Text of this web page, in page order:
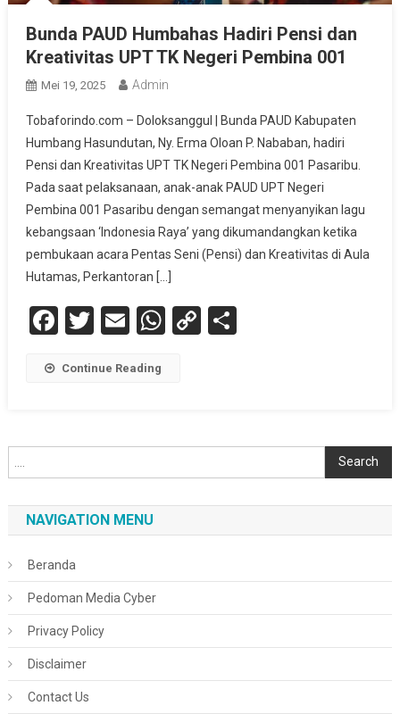
Bunda PAUD Humbahas Hadiri Pensi dan
Kreativitas UPT TK Negeri Pembina 001
Mei 19, 2025 Admin
Tobaforindo.com – Doloksanggul | Bunda PAUD Kabupaten
Humbang Hasundutan, Ny. Erma Oloan P. Nababan, hadiri
Pensi dan Kreativitas UPT TK Negeri Pembina 001 Pasaribu.
Pada saat pelaksanaan, anak-anak PAUD UPT Negeri
Pembina 001 Pasaribu dengan semangat menyanyikan lagu
kebangsaan ‘Indonesia Raya’ yang dikumandangkan ketika
pembukaan acara Pentas Seni (Pensi) dan Kreativitas di Aula
Hutamas, Perkantoran […]
Facebook
Twitter
EmailWhatsApp
CopyShare
Continue Reading
Search
NAVIGATION MENU
Beranda
Pedoman Media Cyber
Privacy Policy
Disclaimer
Contact Us